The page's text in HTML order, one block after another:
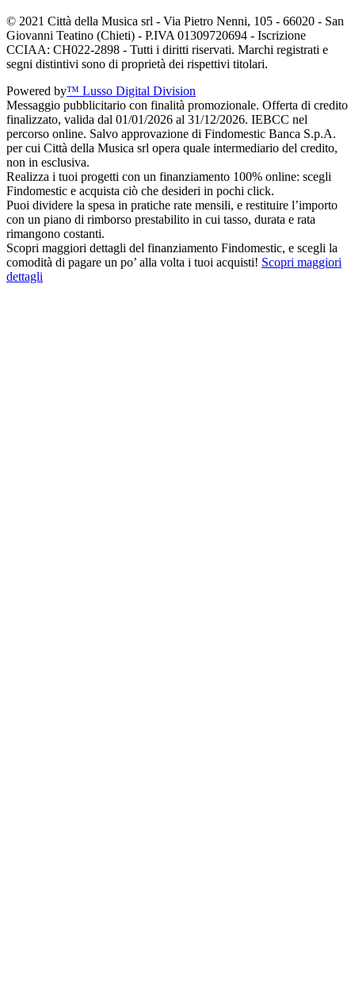
© 2021 Città della Musica srl - Via Pietro Nenni, 105 - 66020 - San
Giovanni Teatino (Chieti) - P.IVA 01309720694 - Iscrizione
CCIAA: CH022-2898 - Tutti i diritti riservati. Marchi registrati e
segni distintivi sono di proprietà dei rispettivi titolari.
Powered by™ Lusso Digital Division
Messaggio pubblicitario con finalità promozionale. Offerta di credito
finalizzato, valida dal 01/01/2026 al 31/12/2026. IEBCC nel
percorso online. Salvo approvazione di Findomestic Banca S.p.A.
per cui Città della Musica srl opera quale intermediario del credito,
non in esclusiva.
Realizza i tuoi progetti con un finanziamento 100% online: scegli
Findomestic e acquista ciò che desideri in pochi click.
Puoi dividere la spesa in pratiche rate mensili, e restituire l’importo
con un piano di rimborso prestabilito in cui tasso, durata e rata
rimangono costanti.
Scopri maggiori dettagli del finanziamento Findomestic, e scegli la
comodità di pagare un po’ alla volta i tuoi acquisti! Scopri maggiori
dettagli